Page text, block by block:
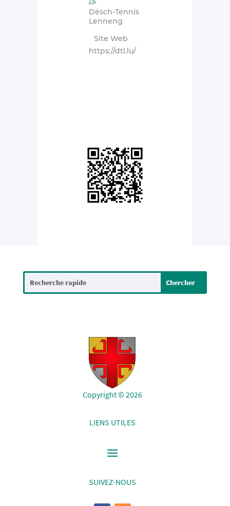
Dësch-Tennis
Lenneng
Site Web
https://dtl.lu/
Copyright © 2026
LIENS UTILES
SUIVEZ-NOUS